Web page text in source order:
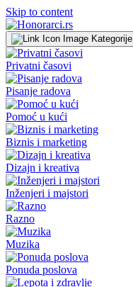
Skip to content
Kategorije
Privatni časovi
Pisanje radova
Pomoć u kući
Biznis i marketing
Dizajn i kreativa
Inženjeri i majstori
Razno
Muzika
Ponuda poslova